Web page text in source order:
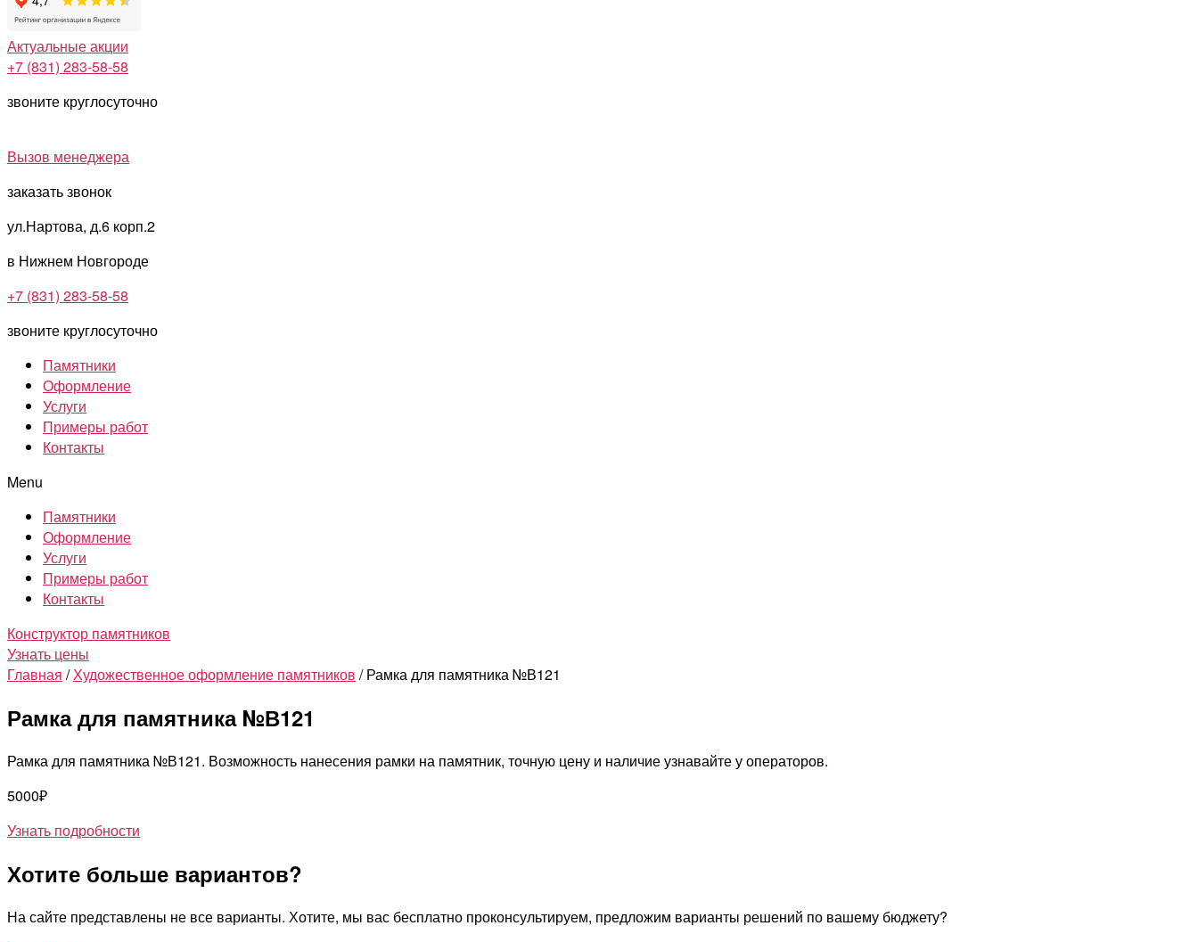
Актуальные акции
+7 (831) 283-58-58
звоните круглосуточно
Вызов менеджера
заказать звонок
ул.Нартова, д.6 корп.2
в Нижнем Новгороде
+7 (831) 283-58-58
звоните круглосуточно
Памятники
Оформление
Услуги
Примеры работ
Контакты
Menu
Памятники
Оформление
Услуги
Примеры работ
Контакты
Конструктор памятников
Узнать цены
Главная /Художественное оформление памятников / Рамка для памятника №В121
Рамка для памятника №В121
Рамка для памятника №В121. Возможность нанесения рамки на памятник, точную цену и наличие узнавайте у операторов.
5000₽
Узнать подробности
Хотите больше вариантов?
На сайте представлены не все варианты. Хотите, мы вас бесплатно проконсультируем, предложим варианты решений по вашему бюджету?